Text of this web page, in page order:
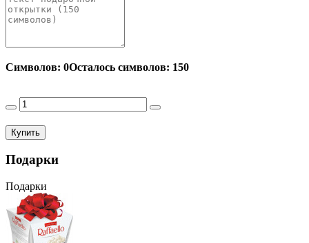
Символов: 0Осталось символов: 150
Купить
Подарки
Подарки